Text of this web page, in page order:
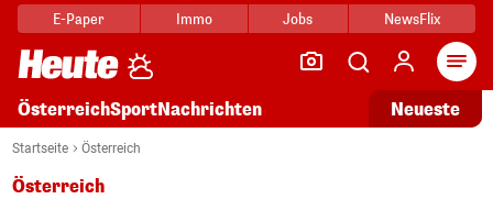
E-Paper Immo Jobs NewsFlix
ÖsterreichSportNachrichten Neueste
Startseite Österreich
Österreich